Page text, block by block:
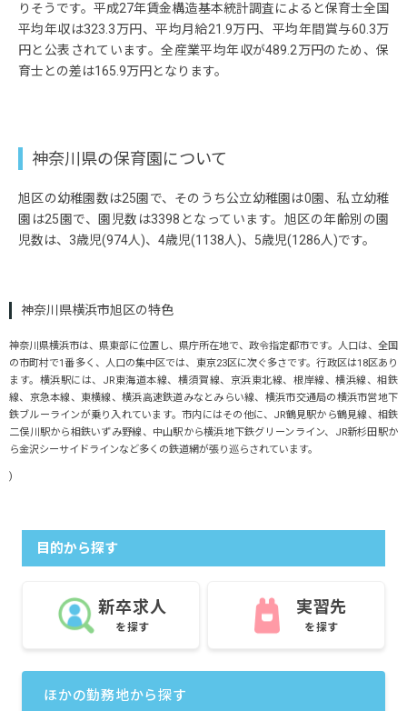
りそうです。平成27年賃金構造基本統計調査によると保育士全国
平均年収は323.3万円、平均月給21.9万円、平均年間賞与60.3万
円と公表されています。全産業平均年収が489.2万円のため、保
育士との差は165.9万円となります。
神奈川県の保育園について
旭区の幼稚園数は25園で、そのうち公立幼稚園は0園、私立幼稚
園は25園で、園児数は3398となっています。旭区の年齢別の園
児数は、3歳児(974人)、4歳児(1138人)、5歳児(1286人)です。
神奈川県横浜市旭区の特色
神奈川県横浜市は、県東部に位置し、県庁所在地で、政令指定都市です。人口は、全国
の市町村で1番多く、人口の集中区では、東京23区に次ぐ多さです。行政区は18区あり
ます。横浜駅には、JR東海道本線、横須賀線、京浜東北線、根岸線、横浜線、相鉄
線、京急本線、東横線、横浜高速鉄道みなとみらい線、横浜市交通局の横浜市営地下
鉄ブルーラインが乗り入れています。市内にはその他に、JR鶴見駅から鶴見線、相鉄
二俣川駅から相鉄いずみ野線、中山駅から横浜地下鉄グリーンライン、JR新杉田駅か
ら金沢シーサイドラインなど多くの鉄道網が張り巡らされています。
)
目的から探す
新卒求人
を探す
実習先
を探す
ほかの勤務地から探す